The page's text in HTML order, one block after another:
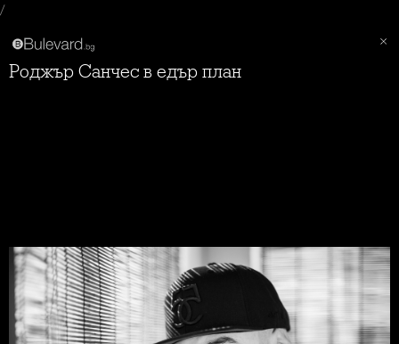
/
Роджър Санчес в едър план